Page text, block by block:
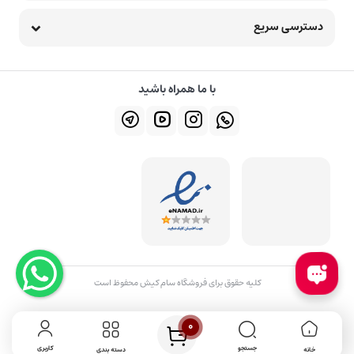
خانه جستجو
0
دسته بندی کاربری
دسترسی سریع
با ما همراه باشید
کلیه حقوق برای فروشگاه سام کیش محفوظ است